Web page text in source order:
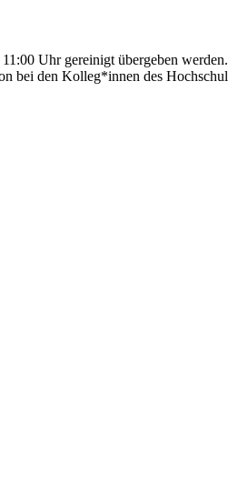
Uhr gereinigt übergeben
bei den Kolleg*innen des